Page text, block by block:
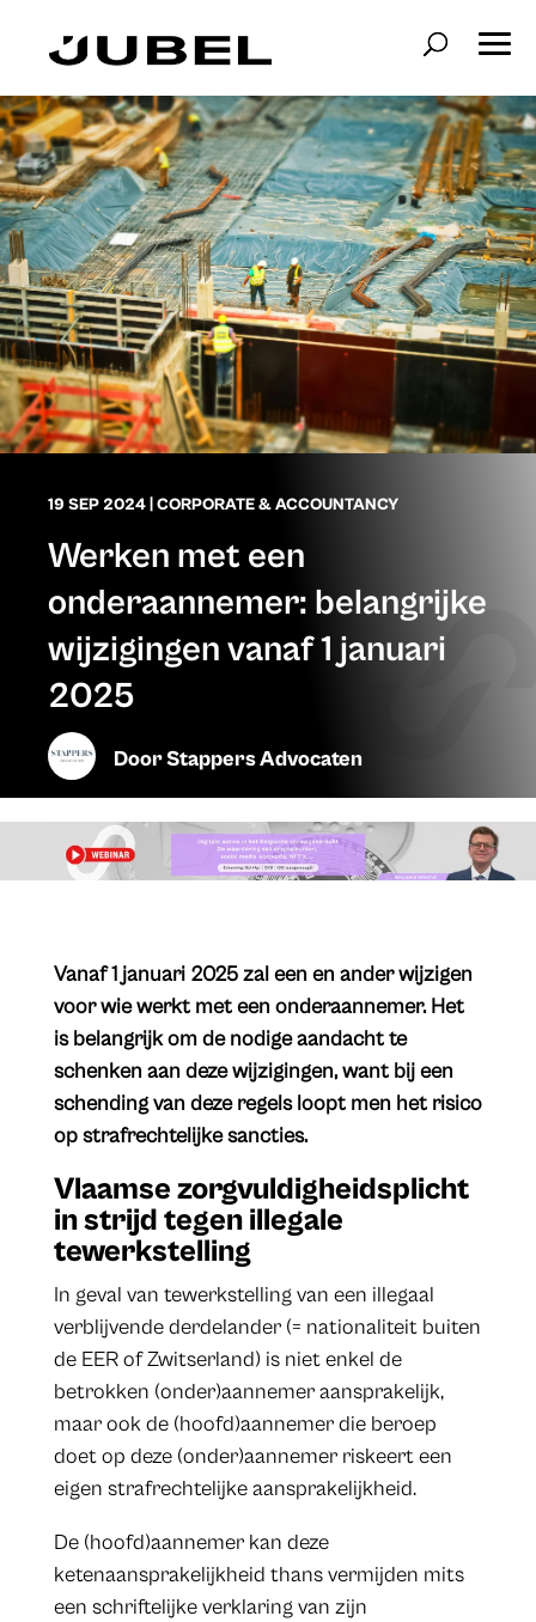
19 SEP 2024 CORPORATE & ACCOUNTANCY
Werken met een
onderaannemer: belangrijke
wijzigingen vanaf 1 januari
2025
DoorStappers Advocaten
Vanaf 1 januari 2025 zal een en ander wijzigen
voor wie werkt met een onderaannemer. Het
is belangrijk om de nodige aandacht te
schenken aan deze wijzigingen, want bij een
schending van deze regels loopt men het risico
op strafrechtelijke sancties.
Vlaamse zorgvuldigheidsplicht
in strijd tegen illegale
tewerkstelling
In geval van tewerkstelling van een illegaal
verblijvende derdelander (= nationaliteit buiten
de EER of Zwitserland) is niet enkel de
betrokken (onder)aannemer aansprakelijk,
maar ook de (hoofd)aannemer die beroep
doet op deze (onder)aannemer riskeert een
eigen strafrechtelijke aansprakelijkheid.
De (hoofd)aannemer kan deze
ketenaansprakelijkheid thans vermijden mits
een schriftelijke verklaring van zijn